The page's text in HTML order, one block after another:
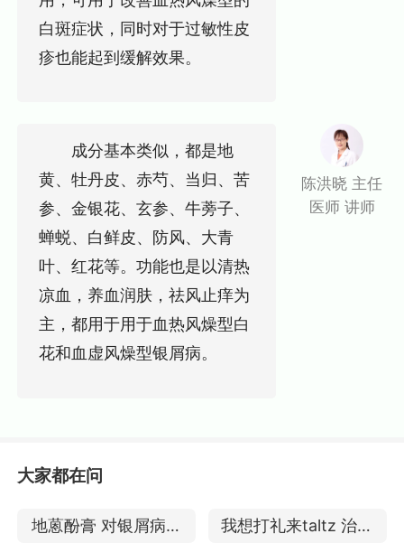
白斑症状，同时对于过敏性皮
疹也能起到缓解效果。
成分基本类似，都是地
黄、牡丹皮、赤芍、当归、苦
参、金银花、玄参、牛蒡子、
蝉蜕、白鲜皮、防风、大青
叶、红花等。功能也是以清热
凉血，养血润肤，祛风止痒为
主，都用于用于血热风燥型白
花和血虚风燥型银屑病。
陈洪晓 主任
医师 讲师
大家都在问
地蒽酚膏 对银屑病有 我想打礼来taltz 治疗